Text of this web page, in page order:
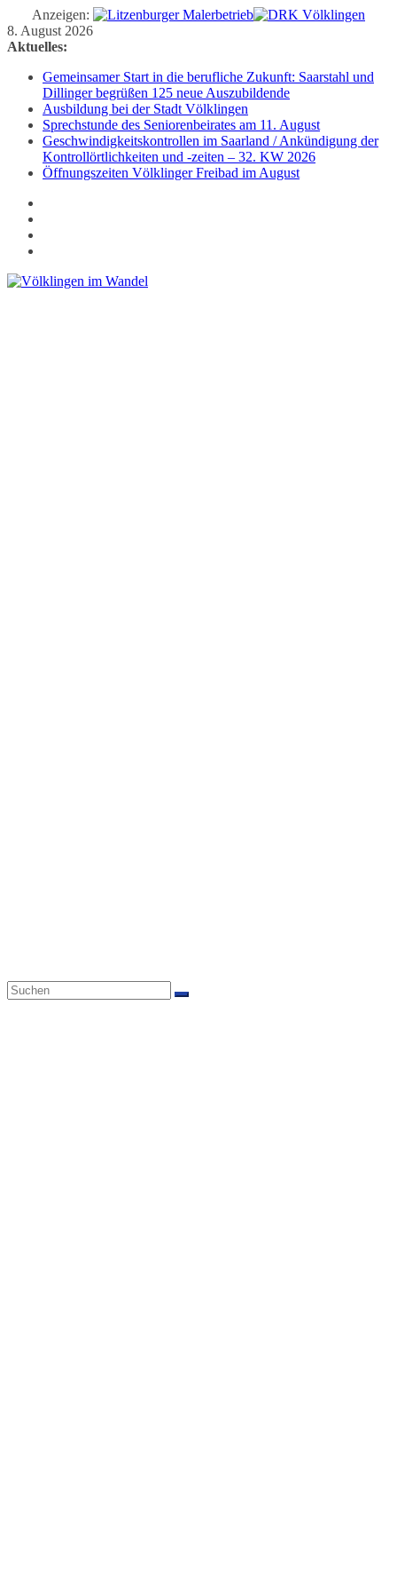
Anzeigen:
Zum
Inhalt
8. August 2026
Aktuelles:
Gemeinsamer Start in die berufliche Zukunft: Saarstahl und
Dillinger begrüßen 125 neue Auszubildende
Ausbildung bei der Stadt Völklingen
Sprechstunde des Seniorenbeirates am 11. August
Geschwindigkeitskontrollen im Saarland / Ankündigung der
Kontrollörtlichkeiten und -zeiten – 32. KW 2026
Öffnungszeiten Völklinger Freibad im August